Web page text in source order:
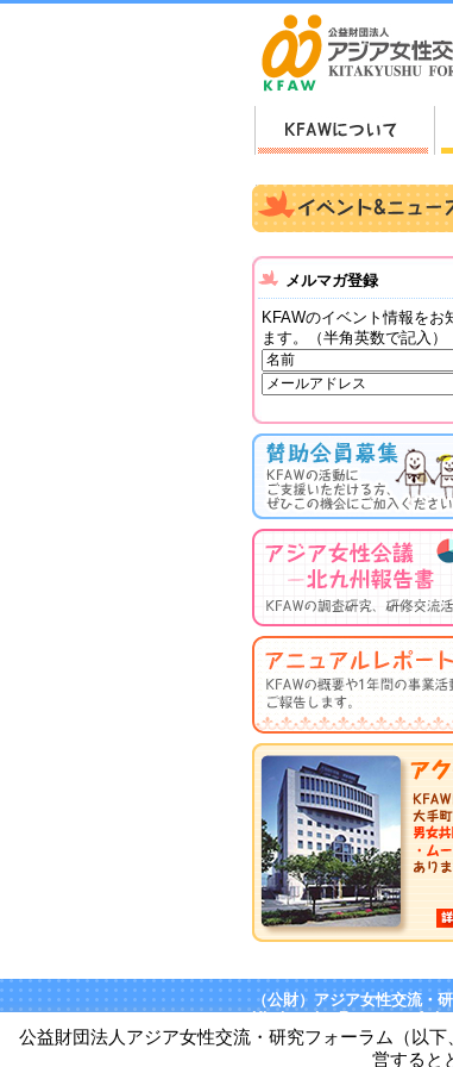
メルマガ登録
KFAWのイベント情報をお
ます。（半角英数で記入）
（公財）アジア女性交流・
Kitakyushu Forum on
〒803-0814 北九州市小倉
TEL093-583-3434 FAX093-
公益財団法人アジア女性交流・研究フォーラム（以
営すると